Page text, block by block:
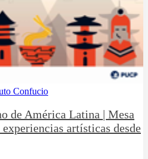
Confucio
de América Latina | Mesa
artísticas desde